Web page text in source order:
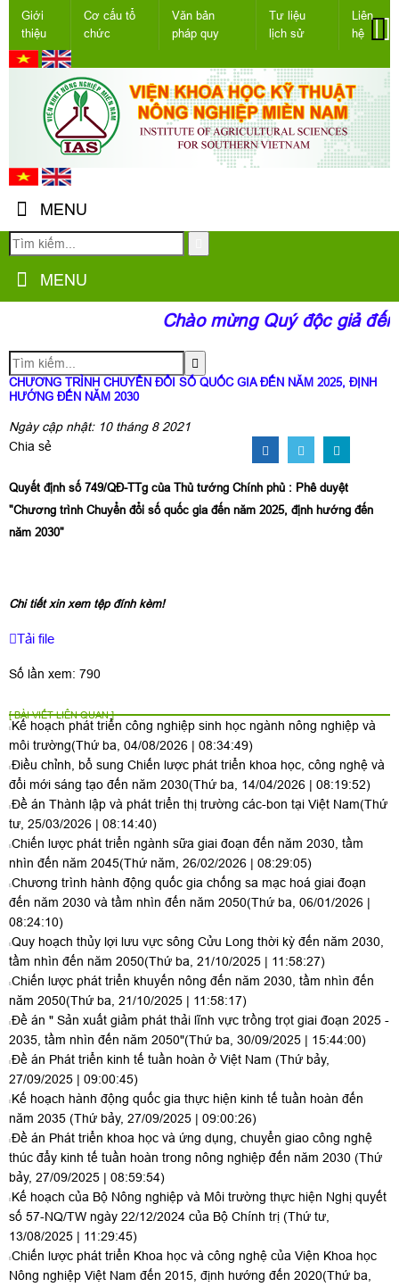
Giới
thiệu
Cơ cấu tổ
chức
Văn bản
pháp quy
Tư liệu
lịch sử
Liên
hệ
MENU
MENU
Chào mừng Quý độc giả
CHƯƠNG TRÌNH CHUYỂN ĐỔI SỐ QUỐC GIA ĐẾN NĂM 2025, ĐỊNH
HƯỚNG ĐẾN NĂM 2030
Ngày cập nhật: 10 tháng 8 2021
Chia sẻ
Quyết định số 749/QĐ-TTg của Thủ tướng Chính phủ : Phê duyệt
"Chương trình Chuyển đổi số quốc gia đến năm 2025, định hướng đến
năm 2030"
Chi tiết xin xem tệp đính kèm!
Tải file
Số lần xem: 790
[ BÀI VIẾT LIÊN QUAN ]
Kế hoạch phát triển công nghiệp sinh học ngành nông nghiệp và
môi trường(Thứ ba, 04/08/2026 | 08:34:49)
Điều chỉnh, bổ sung Chiến lược phát triển khoa học, công nghệ và
đổi mới sáng tạo đến năm 2030(Thứ ba, 14/04/2026 | 08:19:52)
Đề án Thành lập và phát triển thị trường các-bon tại Việt Nam(Thứ
tư, 25/03/2026 | 08:14:40)
Chiến lược phát triển ngành sữa giai đoạn đến năm 2030, tầm
nhìn đến năm 2045(Thứ năm, 26/02/2026 | 08:29:05)
Chương trình hành động quốc gia chống sa mạc hoá giai đoạn
đến năm 2030 và tầm nhìn đến năm 2050(Thứ ba, 06/01/2026 |
08:24:10)
Quy hoạch thủy lợi lưu vực sông Cửu Long thời kỳ đến năm 2030,
tầm nhìn đến năm 2050(Thứ ba, 21/10/2025 | 11:58:27)
Chiến lược phát triển khuyến nông đến năm 2030, tầm nhìn đến
năm 2050(Thứ ba, 21/10/2025 | 11:58:17)
Đề án " Sản xuất giảm phát thải lĩnh vực trồng trọt giai đoạn 2025 -
2035, tầm nhìn đến năm 2050"(Thứ ba, 30/09/2025 | 15:44:00)
Đề án Phát triển kinh tế tuần hoàn ở Việt Nam (Thứ bảy,
27/09/2025 | 09:00:45)
Kế hoạch hành động quốc gia thực hiện kinh tế tuần hoàn đến
năm 2035 (Thứ bảy, 27/09/2025 | 09:00:26)
Đề án Phát triển khoa học và ứng dụng, chuyển giao công nghệ
thúc đẩy kinh tế tuần hoàn trong nông nghiệp đến năm 2030 (Thứ
bảy, 27/09/2025 | 08:59:54)
Kế hoạch của Bộ Nông nghiệp và Môi trường thực hiện Nghị quyết
số 57-NQ/TW ngày 22/12/2024 của Bộ Chính trị (Thứ tư,
13/08/2025 | 11:29:45)
Chiến lược phát triển Khoa học và công nghệ của Viện Khoa học
Nông nghiệp Việt Nam đến 2015, định hướng đến 2020(Thứ ba,